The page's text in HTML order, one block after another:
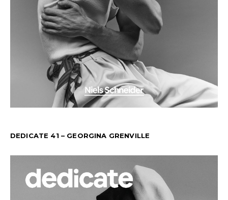
DEDICATE 41 – GEORGINA GRENVILLE